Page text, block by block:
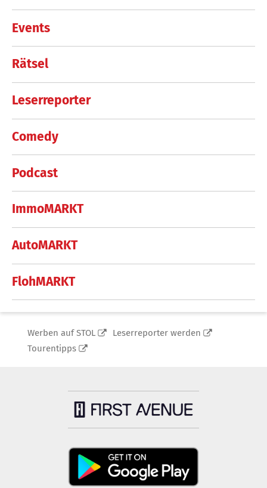
Events
Rätsel
Leserreporter
Comedy
Podcast
ImmoMARKT
AutoMARKT
FlohMARKT
Werben auf STOL
Leserreporter werden
Tourentipps